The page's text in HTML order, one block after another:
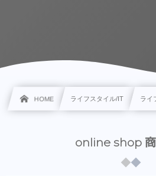
HOME ライフスタイル/IT ライ
online shop